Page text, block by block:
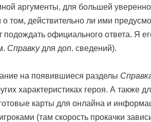
аргументы, для большей
том, действительно ли ими
подождать официального ответа. Я
Справкудля доп. сведений).
на появившиеся разделы
характеристиках героя. А также
карты для онлайна и
(там скорость прокачки